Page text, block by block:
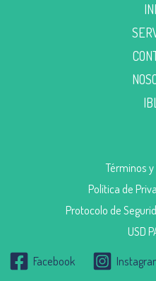
Términos
Política de
Protocolo de
USD
Facebook